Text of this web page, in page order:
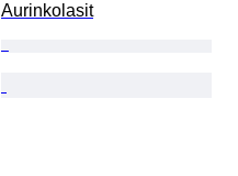
Aurinkolasit